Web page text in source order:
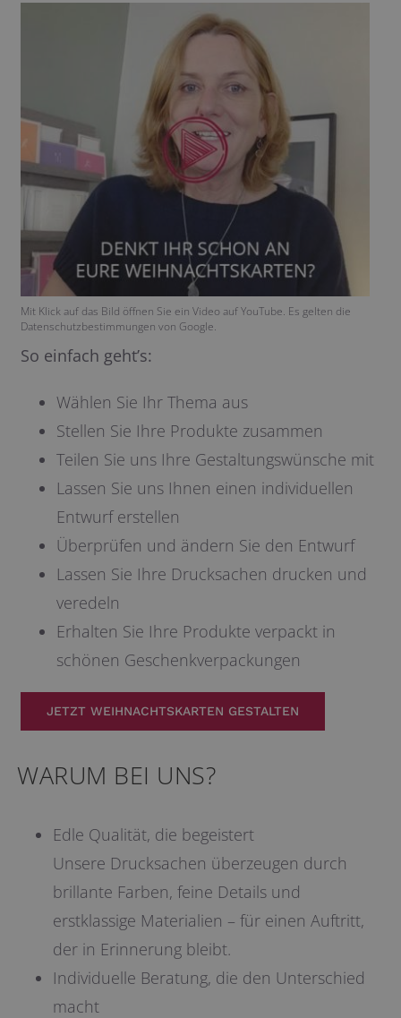
Mit Klick auf das Bild öffnen Sie ein Video auf YouTube. Es gelten die
Datenschutzbestimmungen von Google.
So einfach geht’s:
Wählen Sie Ihr Thema aus
Stellen Sie Ihre Produkte zusammen
Teilen Sie uns Ihre Gestaltungswünsche mit
Lassen Sie uns Ihnen einen individuellen
Entwurf erstellen
Überprüfen und ändern Sie den Entwurf
Lassen Sie Ihre Drucksachen drucken und
veredeln
Erhalten Sie Ihre Produkte verpackt in
schönen Geschenkverpackungen
JETZT WEIHNACHTSKARTEN GESTALTEN
WARUM BEI UNS?
Edle Qualität, die begeistert
Unsere Drucksachen überzeugen durch
brillante Farben, feine Details und
erstklassige Materialien – für einen Auftritt,
der in Erinnerung bleibt.
Individuelle Beratung, die den Unterschied
macht